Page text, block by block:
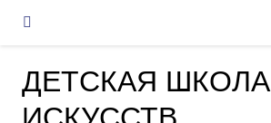
ДЕТСКАЯ ШКОЛА